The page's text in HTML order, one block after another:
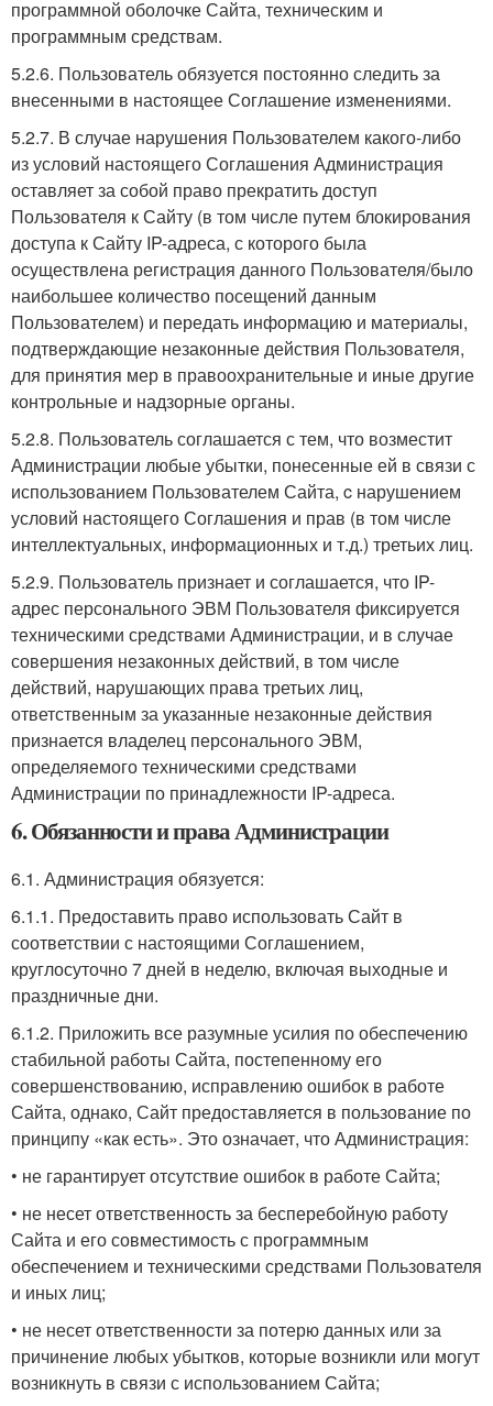
программной оболочке Сайта, техническим и
программным средствам.
5.2.6. Пользователь обязуется постоянно следить за
внесенными в настоящее Соглашение изменениями.
5.2.7. В случае нарушения Пользователем какого-либо
из условий настоящего Соглашения Администрация
оставляет за собой право прекратить доступ
Пользователя к Сайту (в том числе путем блокирования
доступа к Сайту IP-адреса, с которого была
осуществлена регистрация данного Пользователя/было
наибольшее количество посещений данным
Пользователем) и передать информацию и материалы,
подтверждающие незаконные действия Пользователя,
для принятия мер в правоохранительные и иные другие
контрольные и надзорные органы.
5.2.8. Пользователь соглашается с тем, что возместит
Администрации любые убытки, понесенные ей в связи с
использованием Пользователем Сайта, c нарушением
условий настоящего Соглашения и прав (в том числе
интеллектуальных, информационных и т.д.) третьих лиц.
5.2.9. Пользователь признает и соглашается, что IP-
адрес персонального ЭВМ Пользователя фиксируется
техническими средствами Администрации, и в случае
совершения незаконных действий, в том числе
действий, нарушающих права третьих лиц,
ответственным за указанные незаконные действия
признается владелец персонального ЭВМ,
определяемого техническими средствами
Администрации по принадлежности IP-адреса.
6. Обязанности и права Администрации
6.1. Администрация обязуется:
6.1.1. Предоставить право использовать Сайт в
соответствии с настоящими Соглашением,
круглосуточно 7 дней в неделю, включая выходные и
праздничные дни.
6.1.2. Приложить все разумные усилия по обеспечению
стабильной работы Сайта, постепенному его
совершенствованию, исправлению ошибок в работе
Сайта, однако, Сайт предоставляется в пользование по
принципу «как есть». Это означает, что Администрация:
• не гарантирует отсутствие ошибок в работе Сайта;
• не несет ответственность за бесперебойную работу
Сайта и его совместимость с программным
обеспечением и техническими средствами Пользователя
и иных лиц;
• не несет ответственности за потерю данных или за
причинение любых убытков, которые возникли или могут
возникнуть в связи с использованием Сайта;